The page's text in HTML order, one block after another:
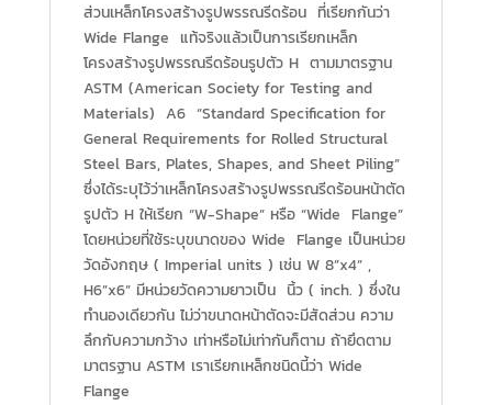
ส่วนเหล็กโครงสร้างรูปพรรณรีดร้อน ที่เรียกกันว่า
Wide Flange แท้จริงแล้วเป็นการเรียกเหล็ก
โครงสร้างรูปพรรณรีดร้อนรูปตัว H ตามมาตรฐาน
ASTM (American Society for Testing and
Materials) A6 “Standard Specification for
General Requirements for Rolled Structural
Steel Bars, Plates, Shapes, and Sheet Piling”
ซึ่งได้ระบุไว้ว่าเหล็กโครงสร้างรูปพรรณรีดร้อนหน้าตัด
รูปตัว H ให้เรียก “W-Shape” หรือ “Wide Flange”
โดยหน่วยที่ใช้ระบุขนาดของ Wide Flange เป็นหน่วย
วัดอังกฤษ ( Imperial units ) เช่น W 8”x4” ,
H6”x6” มีหน่วยวัดความยาวเป็น นิ้ว ( inch. ) ซึ่งใน
ทำนองเดียวกัน ไม่ว่าขนาดหน้าตัดจะมีสัดส่วน ความ
ลึกกับความกว้าง เท่าหรือไม่เท่ากันก็ตาม ถ้ายึดตาม
มาตรฐาน ASTM เราเรียกเหล็กชนิดนี้ว่า Wide
Flange